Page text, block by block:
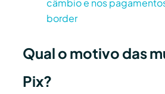
câmbio e nos
border
Qual o motivo das
Pix?